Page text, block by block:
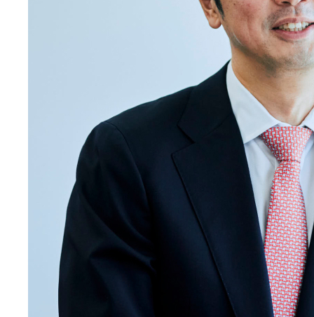
当社は、「受発注を変革する
インフラを創る」というビ
ジョンのもと、発注企業と受
注企業を適切に結びつけ、
企業間取引の効率化を図る
事業を展開しています。
企業が最適なパートナーと
迅速に出会うことにより、生
産性の向上やデジタルトラ
ンスフォーメーション（DX）
の実現を促進し、新たなビ
ジネスチャンスの創出を目